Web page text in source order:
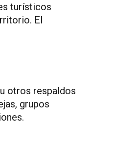
turísticos
El
otros respaldos
grupos